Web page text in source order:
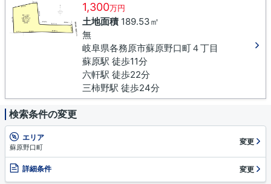
1,300万円
土地面積189.53㎡
無
岐阜県各務原市蘇原野口町４丁目
蘇原駅 徒歩11分
六軒駅 徒歩22分
三柿野駅 徒歩24分
検索条件の変更
エリア
蘇原野口町
変更
詳細条件 変更